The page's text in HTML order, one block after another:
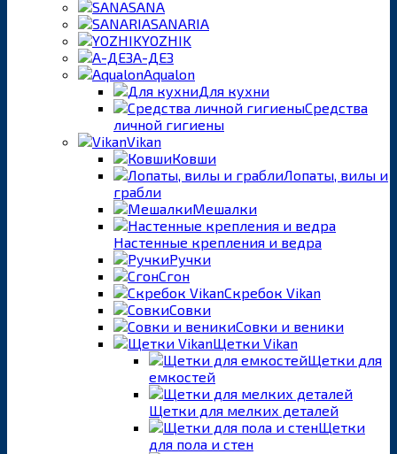
SANA
SANARIA
YOZHIK
А-ДЕЗ
Aqualon
Для кухни
Средства
личной гигиены
Vikan
Ковши
Лопаты, вилы и
грабли
Мешалки
Настенные крепления и ведра
Ручки
Сгон
Скребок Vikan
Совки
Совки и веники
Щетки Vikan
Щетки для
емкостей
Щетки для мелких деталей
Щетки
для пола и стен